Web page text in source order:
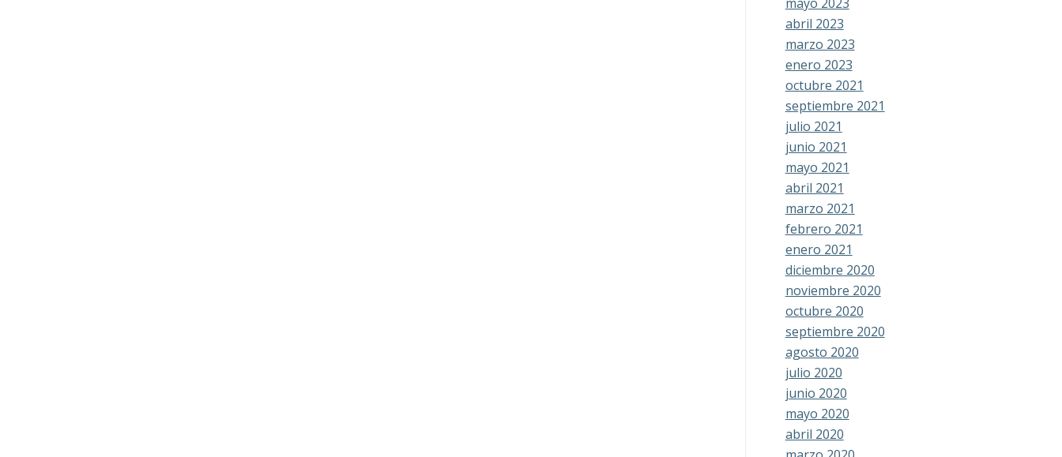
abril 2023
marzo 2023
enero 2023
octubre 2021
septiembre 2021
julio 2021
junio 2021
mayo 2021
abril 2021
marzo 2021
febrero 2021
enero 2021
diciembre 2020
noviembre 2020
octubre 2020
septiembre 2020
agosto 2020
julio 2020
junio 2020
mayo 2020
abril 2020